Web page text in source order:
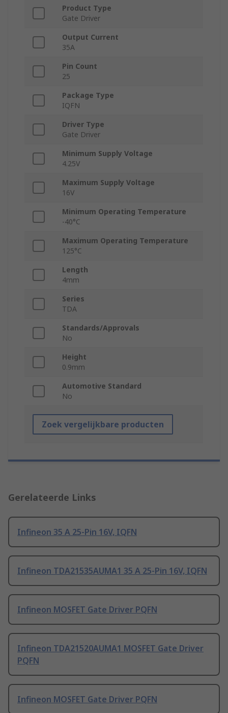
Product Type
Gate Driver
Output Current
35A
Pin Count
25
Package Type
IQFN
Driver Type
Gate Driver
Minimum Supply Voltage
4.25V
Maximum Supply Voltage
16V
Minimum Operating Temperature
-40°C
Maximum Operating Temperature
125°C
Length
4mm
Series
TDA
Standards/Approvals
No
Height
0.9mm
Automotive Standard
No
Zoek vergelijkbare producten
Gerelateerde Links
Infineon 35 A 25-Pin 16V, IQFN
Infineon TDA21535AUMA1 35 A 25-Pin 16V, IQFN
Infineon MOSFET Gate Driver PQFN
Infineon TDA21520AUMA1 MOSFET Gate Driver
PQFN
Infineon MOSFET Gate Driver PQFN